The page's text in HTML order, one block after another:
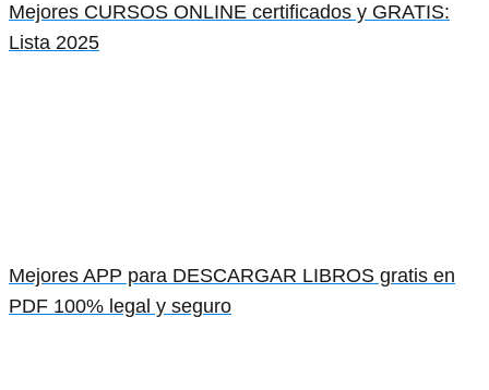
Mejores CURSOS ONLINE certificados y GRATIS:
Lista 2025
Mejores APP para DESCARGAR LIBROS gratis en
PDF 100% legal y seguro